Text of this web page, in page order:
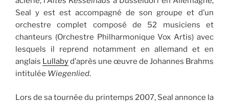
Seal y est est accompagné de son groupe et d’un
orchestre complet composé de 52 musiciens et
chanteurs (Orchestre Philharmonique Vox Artis) avec
lesquels il reprend notamment en allemand et en
anglais Lullabyd’après une œuvre de Johannes Brahms
intitulée Wiegenlied.
Lors de sa tournée du printemps 2007, Seal annonce la